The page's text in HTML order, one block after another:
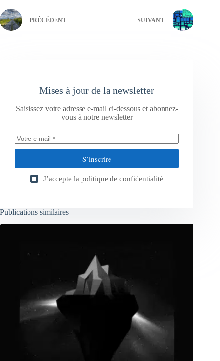
PRÉCÉDENT SUIVANT
Mises à jour de la newsletter
Saisissez votre adresse e-mail ci-dessous et abonnez-
vous à notre newsletter
S’inscrire
J’accepte la politique de confidentialité
Publications similaires